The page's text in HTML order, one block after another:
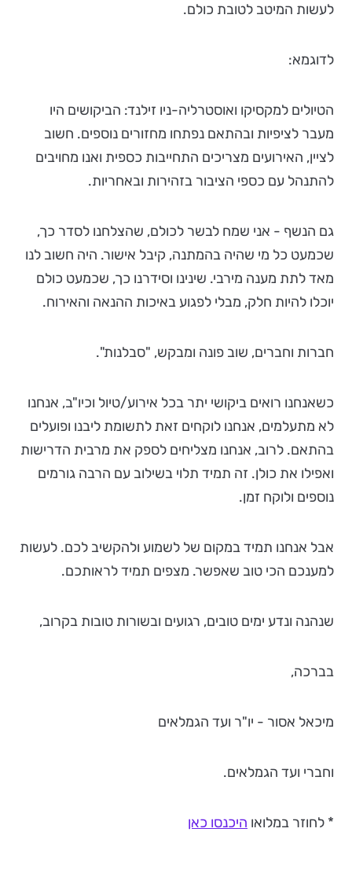
לעשות המיטב לטובת כולם.
לדוגמא:
הטיולים למקסיקו ואוסטרליה-ניו זילנד: הביקושים היו
מעבר לציפיות ובהתאם נפתחו מחזורים נוספים. חשוב
לציין, האירועים מצריכים התחייבות כספית ואנו מחויבים
להתנהל עם כספי הציבור בזהירות ובאחריות.
גם הנשף - אני שמח לבשר לכולם, שהצלחנו לסדר כך,
שכמעט כל מי שהיה בהמתנה, קיבל אישור. היה חשוב לנו
מאד לתת מענה מירבי. שינינו וסידרנו כך, שכמעט כולם
יוכלו להיות חלק, מבלי לפגוע באיכות ההנאה והאירוח.
חברות וחברים, שוב פונה ומבקש, "סבלנות".
כשאנחנו רואים ביקושי יתר בכל אירוע/טיול וכיו"ב, אנחנו
לא מתעלמים, אנחנו לוקחים זאת לתשומת ליבנו ופועלים
בהתאם. לרוב, אנחנו מצליחים לספק את מרבית הדרישות
ואפילו את כולן. זה תמיד תלוי בשילוב עם הרבה גורמים
נוספים ולוקח זמן.
אבל אנחנו תמיד במקום של לשמוע ולהקשיב לכם. לעשות
למענכם הכי טוב שאפשר. מצפים תמיד לראותכם.
שנהנה ונדע ימים טובים, רגועים ובשורות טובות בקרוב,
בברכה,
מיכאל אסור - יו"ר ועד הגמלאים
וחברי ועד הגמלאים.
* לחוזר במלואו היכנסו כאן